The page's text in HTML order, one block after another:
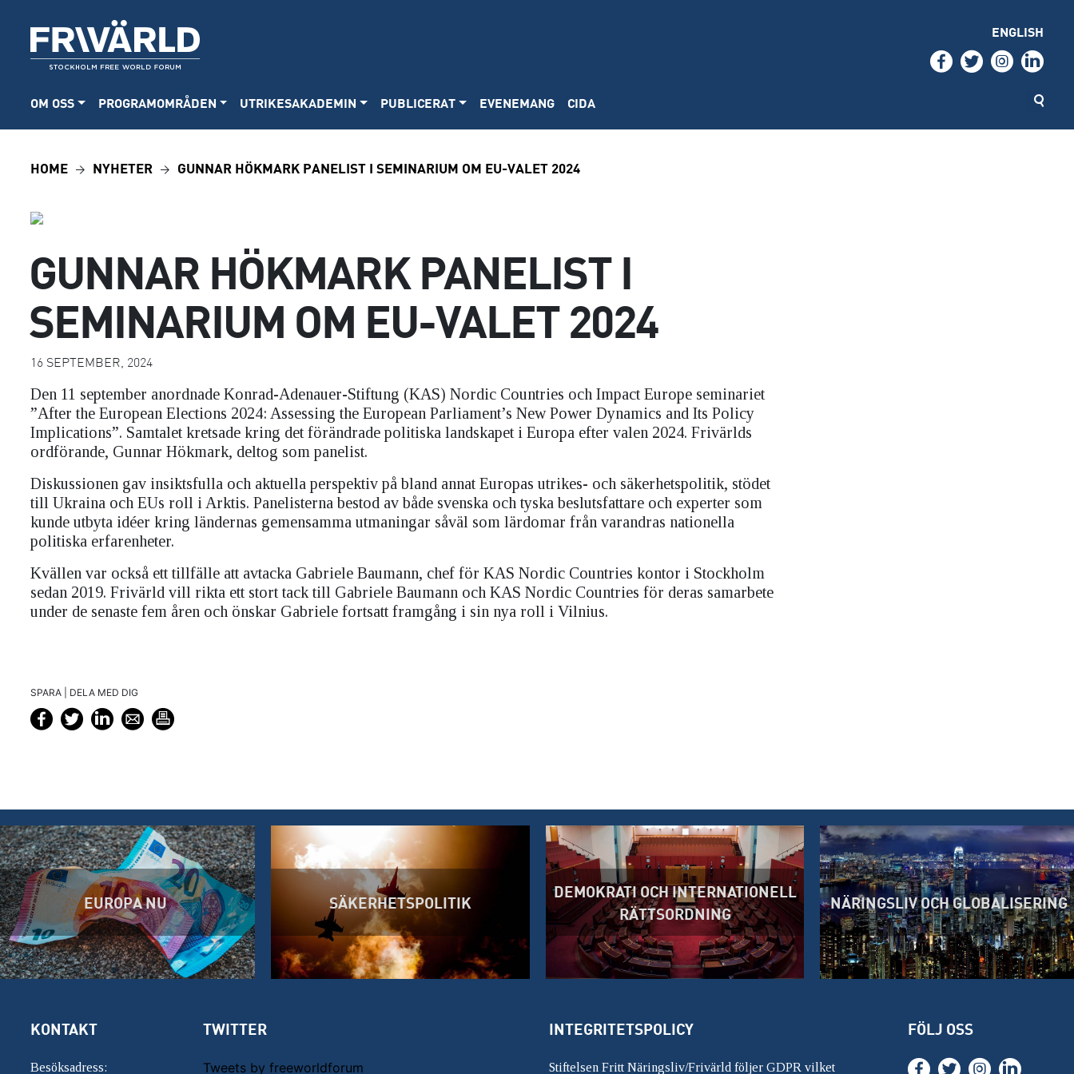
ENGLISH
OM OSS PROGRAMOMRÅDEN UTRIKESAKADEMIN PUBLICERAT EVENEMANG CIDA
HOME NYHETER GUNNAR HÖKMARK PANELIST I SEMINARIUM OM EU-VALET 2024
GUNNAR HÖKMARK PANELIST I
SEMINARIUM OM EU-VALET 2024
16 SEPTEMBER, 2024
Den 11 september anordnade Konrad-Adenauer-Stiftung (KAS) Nordic Countries och Impact Europe seminariet
”After the European Elections 2024: Assessing the European Parliament’s New Power Dynamics and Its Policy
Implications”. Samtalet kretsade kring det förändrade politiska landskapet i Europa efter valen 2024. Frivärlds
ordförande, Gunnar Hökmark, deltog som panelist.
Diskussionen gav insiktsfulla och aktuella perspektiv på bland annat Europas utrikes- och säkerhetspolitik, stödet
till Ukraina och EUs roll i Arktis. Panelisterna bestod av både svenska och tyska beslutsfattare och experter som
kunde utbyta idéer kring ländernas gemensamma utmaningar såväl som lärdomar från varandras nationella
politiska erfarenheter.
Kvällen var också ett tillfälle att avtacka Gabriele Baumann, chef för KAS Nordic Countries kontor i Stockholm
sedan 2019. Frivärld vill rikta ett stort tack till Gabriele Baumann och KAS Nordic Countries för deras samarbete
under de senaste fem åren och önskar Gabriele fortsatt framgång i sin nya roll i Vilnius.
SPARA | DELA MED DIG
EUROPA NU SÄKERHETSPOLITIK
DEMOKRATI OCH INTERNATIONELL
RÄTTSORDNING
NÄRINGSLIV OCH GLOBALISERING
KONTAKT
Besöksadress:
TWITTER
Tweets by freeworldforum
INTEGRITETSPOLICY
Stiftelsen Fritt Näringsliv/Frivärld följer GDPR vilket
FÖLJ OSS